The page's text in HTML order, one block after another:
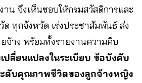
าน จึงเห็นชอบให้กรมสวัสดิการและ
ด ทุกจังหวัด เร่งประชาสัมพันธ์ ส่ง
จ้าง พร้อมทั้งรายงานความคืบ
ปลี่ยนแปลงในระเบียบ ข้อบังคับ
ะดับคุณภาพชีวิตของลูกจ้างหญิง